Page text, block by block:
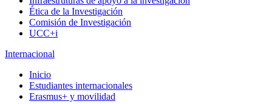
Ética de la Investigación
Comisión de Investigación
UCC+i
Internacional
Inicio
Estudiantes internacionales
Erasmus+ y movilidad